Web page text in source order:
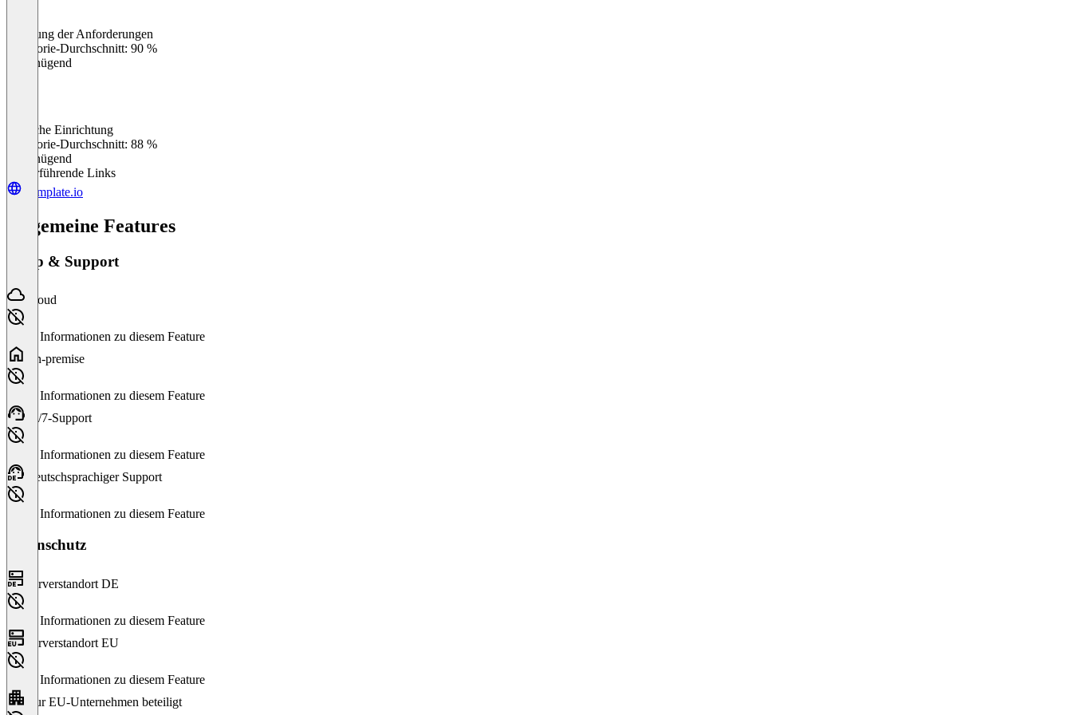
Erfüllung der Anforderungen
Kategorie-Durchschnitt: 90 %
Ungenügend
Einfache Einrichtung
Kategorie-Durchschnitt: 88 %
Ungenügend
Weiterführende Links
teamplate.io
Allgemeine Features
Setup & Support
Cloud
Keine Informationen zu diesem Feature
On-premise
Keine Informationen zu diesem Feature
24/7-Support
Keine Informationen zu diesem Feature
Deutschsprachiger Support
Keine Informationen zu diesem Feature
Datenschutz
Serverstandort DE
Keine Informationen zu diesem Feature
Serverstandort EU
Keine Informationen zu diesem Feature
Nur EU-Unternehmen beteiligt